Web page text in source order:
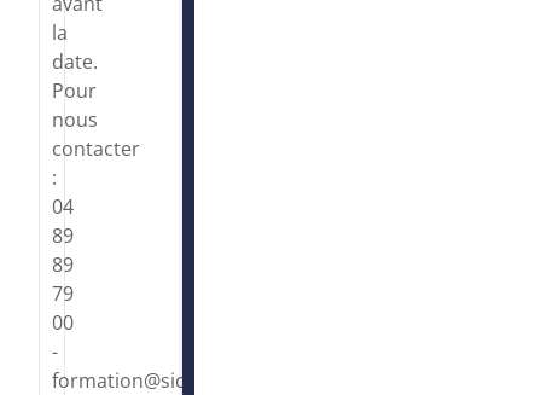
la
date.
Pour
nous
contacter
:
04
89
89
79
00
-
formation@sictiam.fr